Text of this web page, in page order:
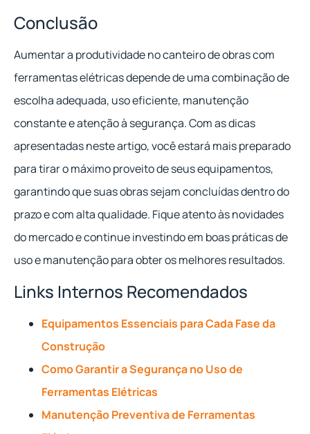
Conclusão
Aumentar a produtividade no canteiro de obras com
ferramentas elétricas depende de uma combinação de
escolha adequada, uso eficiente, manutenção
constante e atenção à segurança. Com as dicas
apresentadas neste artigo, você estará mais preparado
para tirar o máximo proveito de seus equipamentos,
garantindo que suas obras sejam concluídas dentro do
prazo e com alta qualidade. Fique atento às novidades
do mercado e continue investindo em boas práticas de
uso e manutenção para obter os melhores resultados.
Links Internos Recomendados
Equipamentos Essenciais para Cada Fase da
Construção
Como Garantir a Segurança no Uso de
Ferramentas Elétricas
Manutenção Preventiva de Ferramentas